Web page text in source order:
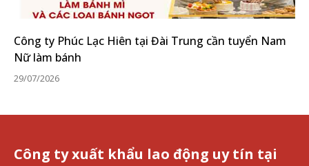
Công ty Phúc Lạc Hiên tại Đài Trung cần tuyển Nam
Nữ làm bánh
29/07/2026
Công ty xuất khẩu lao động uy tín tại